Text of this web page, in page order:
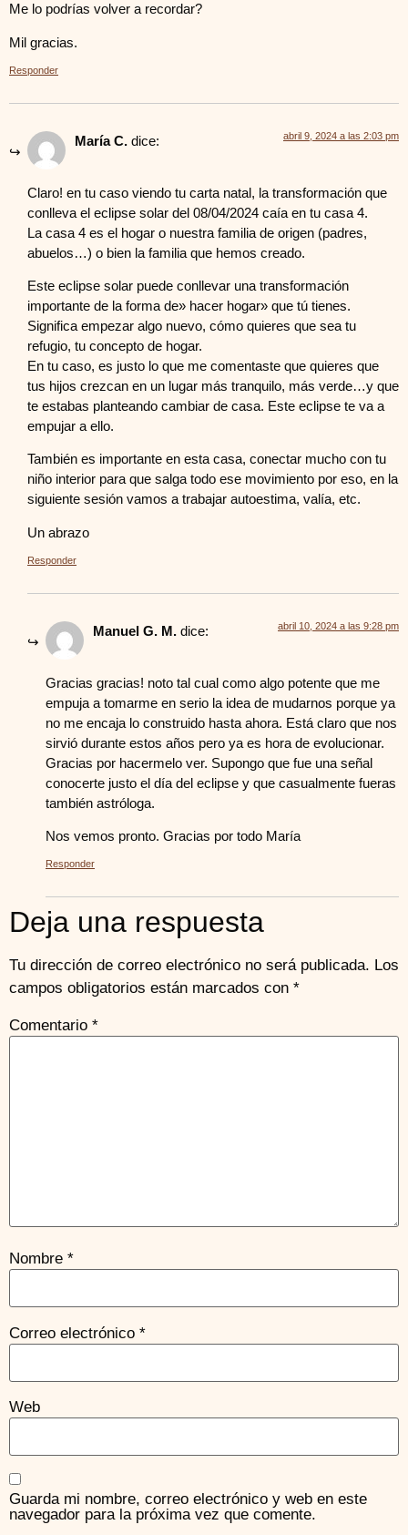
Me lo podrías volver a recordar?
Mil gracias.
Responder
María C. dice: abril 9, 2024 a las 2:03 pm
Claro! en tu caso viendo tu carta natal, la transformación que
conlleva el eclipse solar del 08/04/2024 caía en tu casa 4.
La casa 4 es el hogar o nuestra familia de origen (padres,
abuelos…) o bien la familia que hemos creado.
Este eclipse solar puede conllevar una transformación
importante de la forma de» hacer hogar» que tú tienes.
Significa empezar algo nuevo, cómo quieres que sea tu
refugio, tu concepto de hogar.
En tu caso, es justo lo que me comentaste que quieres que
tus hijos crezcan en un lugar más tranquilo, más verde…y que
te estabas planteando cambiar de casa. Este eclipse te va a
empujar a ello.
También es importante en esta casa, conectar mucho con tu
niño interior para que salga todo ese movimiento por eso, en la
siguiente sesión vamos a trabajar autoestima, valía, etc.
Un abrazo
Responder
Manuel G. M. dice: abril 10, 2024 a las 9:28 pm
Gracias gracias! noto tal cual como algo potente que me
empuja a tomarme en serio la idea de mudarnos porque ya
no me encaja lo construido hasta ahora. Está claro que nos
sirvió durante estos años pero ya es hora de evolucionar.
Gracias por hacermelo ver. Supongo que fue una señal
conocerte justo el día del eclipse y que casualmente fueras
también astróloga.
Nos vemos pronto. Gracias por todo María
Responder
Deja una respuesta
Tu dirección de correo electrónico no será publicada. Los
campos obligatorios están marcados con *
Comentario *
Nombre *
Correo electrónico *
Web
Guarda mi nombre, correo electrónico y web en este
navegador para la próxima vez que comente.